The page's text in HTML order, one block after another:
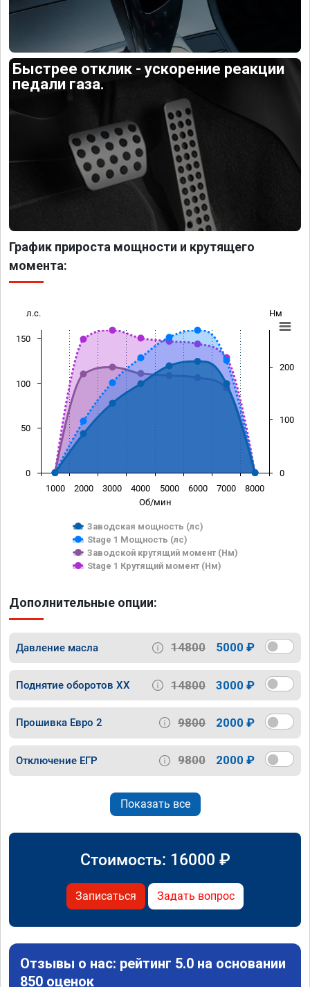
Быстрее отклик - ускорение реакции
педали газа.
График прироста мощности и крутящего
момента:
Об/мин
л.с. Нм
Заводская мощность (лс)
Stage 1 Мощность (лс)
Заводской крутящий момент (Нм)
Stage 1 Крутящий момент (Нм)
1000 2000 3000 4000 5000 6000 7000 8000
0
50
100
150
0
100
200
Дополнительные опции:
Давление масла 14800 5000 ₽
Поднятие оборотов ХХ 14800 3000 ₽
Прошивка Евро 2 9800 2000 ₽
Отключение ЕГР 9800 2000 ₽
Показать все
Стоимость: 16000 ₽
Записаться Задать вопрос
Отзывы о нас: рейтинг 5.0 на основании
850 оценок